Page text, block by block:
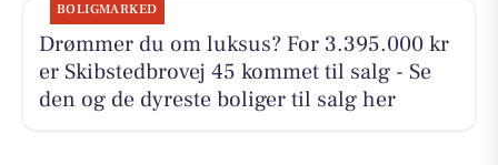
BOLIGMARKED
Drømmer du om luksus? For 3.395.000 kr
er Skibstedbrovej 45 kommet til salg - Se
den og de dyreste boliger til salg her